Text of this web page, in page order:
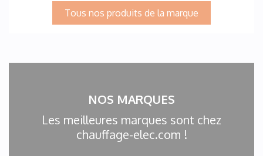
Tous nos produits de la marque
NOS MARQUES
Les meilleures marques sont chez
chauffage-elec.com !